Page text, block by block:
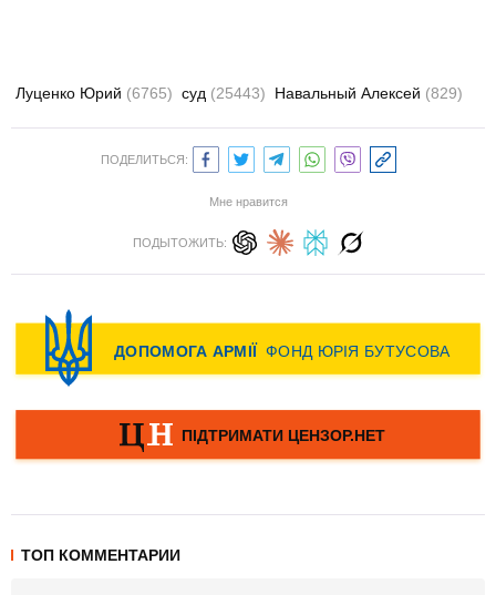
Луценко Юрий (6765) суд (25443) Навальный Алексей (829)
ПОДЕЛИТЬСЯ:
Мне нравится
ПОДЫТОЖИТЬ:
ТОП КОММЕНТАРИИ